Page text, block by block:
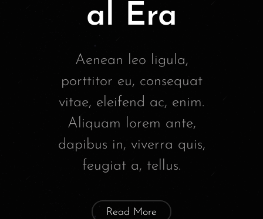
al Era
Aenean leo ligula,
porttitor eu, consequat
vitae, eleifend ac, enim.
Aliquam lorem ante,
dapibus in, viverra quis,
feugiat a, tellus.
Read More